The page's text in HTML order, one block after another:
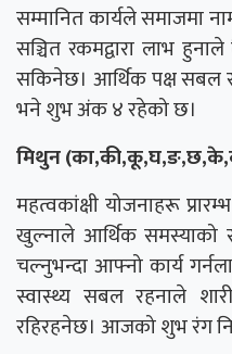
सम्मानित कार्यले समाजमा
सञ्चित रकमद्वारा लाभ
सकिनेछ। आर्थिक पक्ष सबल
भने शुभ अंक ४ रहेको छ।
मिथुन
महत्वकांक्षी योजनाहरू
खुल्नाले आर्थिक समस्याको
चल्नुभन्दा आफ्नो कार्य
स्वास्थ्य सबल रहनाले
रहिरहनेछ। आजको शुभ रंग